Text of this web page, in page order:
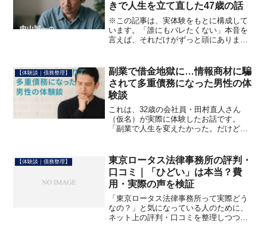
きで人生を立て直した47歳の話
※この記事は、実体験をもとに構成して
います。「誰にもバレたくない」本音を
言えば、それだけがずっと頭にありまし
家族にバレることが怖かったのです。働
いても、足りない。未来の...
【体験談｜債務整理】
副業で借金地獄に…情報商材に騙
されて多重債務になった男性の体
験談
これは、32歳の会社員・田村直人さん
（仮名）が実際に体験したお話です。
「副業で人生を変えたかった。だけど残
代、誰しも一度は考えたことがあると思
います。「少しでも生活を楽にし...
【体験談｜債務整理】
東京ロータス法律事務所の評判・
口コミ｜「ひどい」は本当？費
用・実際の声を検証
「東京ロータス法律事務所って実際どう
なの？」と気になっている人のために、
ネット上の評判・口コミを整理しつつ、